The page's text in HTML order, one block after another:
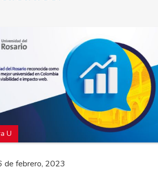
U
de febrero, 2023